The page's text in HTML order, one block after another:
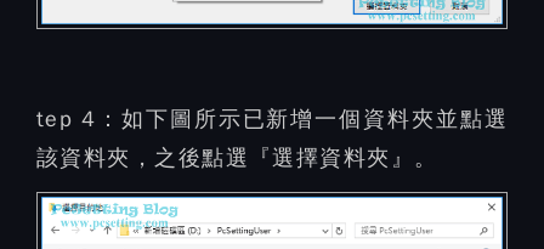
tep 4：如下圖所示已新增一個資料夾並點選
該資料夾，之後點選『選擇資料夾』。